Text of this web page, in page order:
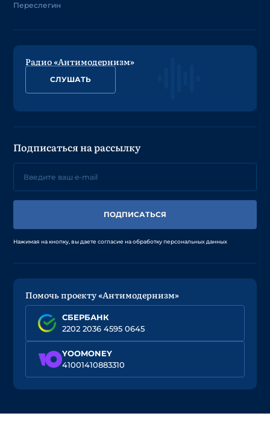
Переслегин
Радио «Антимодернизм»
СЛУШАТЬ
Подписаться на рассылку
ПОДПИСАТЬСЯ
Нажимая на кнопку, вы даете согласие на обработку персональных данных
Помочь проекту «Антимодернизм»
СБЕРБАНК
2202 2036 4595 0645
YOOMONEY
41001410883310